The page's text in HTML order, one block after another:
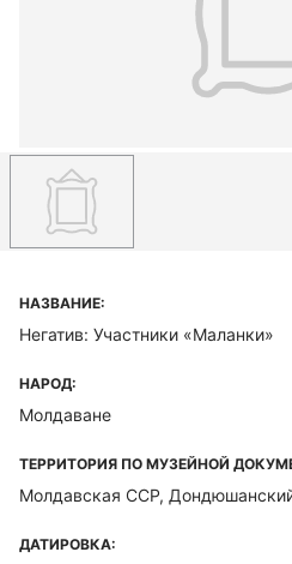
НАЗВАНИЕ:
Негатив: Участники «Маланки»
НАРОД:
Молдаване
ТЕРРИТОРИЯ ПО МУЗЕЙНОЙ
Молдавская ССР,
ДАТИРОВКА: